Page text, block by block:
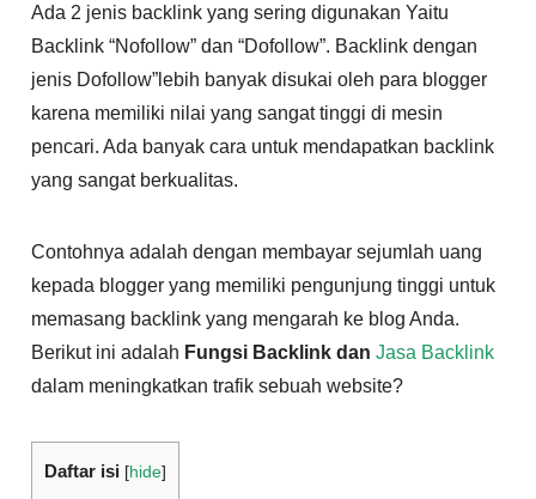
Ada 2 jenis backlink yang sering digunakan Yaitu
Backlink “Nofollow” dan “Dofollow”. Backlink dengan
jenis Dofollow”lebih banyak disukai oleh para blogger
karena memiliki nilai yang sangat tinggi di mesin
pencari. Ada banyak cara untuk mendapatkan backlink
yang sangat berkualitas.
Contohnya adalah dengan membayar sejumlah uang
kepada blogger yang memiliki pengunjung tinggi untuk
memasang backlink yang mengarah ke blog Anda.
Berikut ini adalah Fungsi Backlink danJasa Backlink
dalam meningkatkan trafik sebuah website?
Daftar isi [hide]